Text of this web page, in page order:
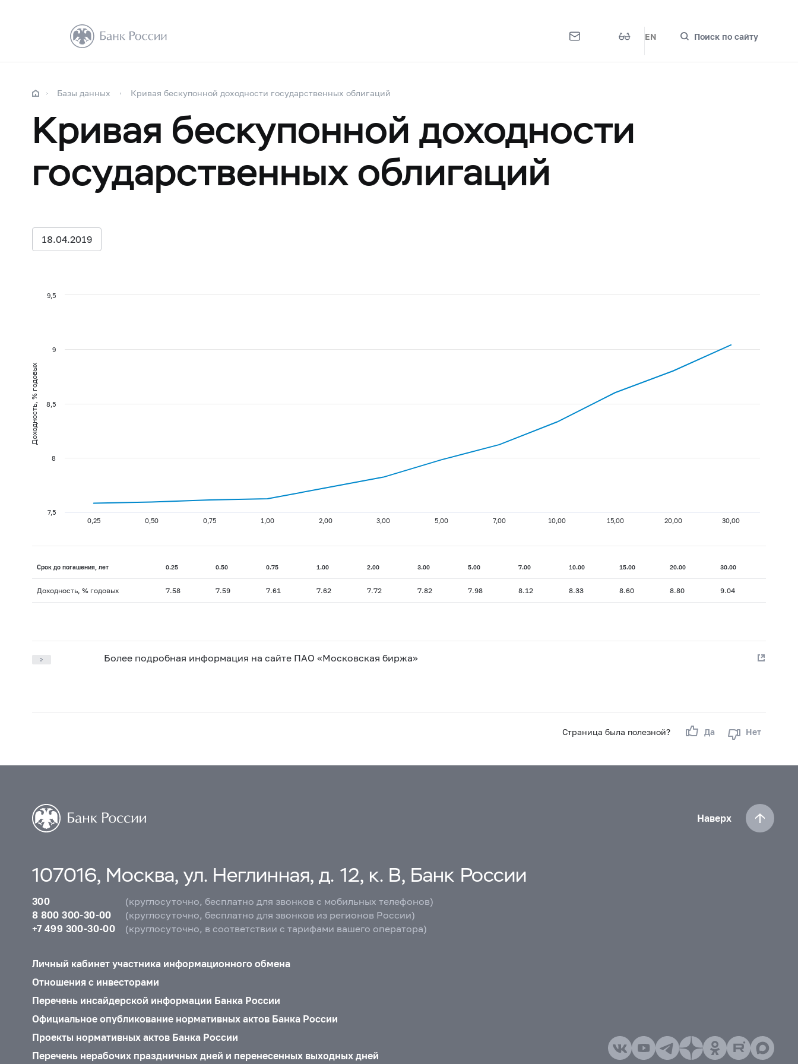
EN Поиск по сайту
Базы данных Кривая бескупонной доходности государственных облигаций
Кривая бескупонной доходности
государственных облигаций
18.04.2019
Доходность, % годовых
0,25 0,50 0,75 1,00 2,00 3,00 5,00 7,00 10,00 15,00 20,00 30,00
7,5
8
8,5
9
9,5
Срок до погашения, лет 0.25 0.50 0.75 1.00 2.00 3.00 5.00 7.00 10.00 15.00 20.00 30.00
Доходность, % годовых 7.58 7.59 7.61 7.62 7.72 7.82 7.98 8.12 8.33 8.60 8.80 9.04
Более подробная информация на сайте ПАО «Московская биржа»
Страница была полезной? Да Нет
Наверх
107016, Москва, ул. Неглинная, д. 12, к. В, Банк России
300
(круглосуточно, бесплатно для звонков с мобильных телефонов)
8 800 300-30-00
(круглосуточно, бесплатно для звонков из регионов России)
+7 499 300-30-00
(круглосуточно, в соответствии с тарифами вашего оператора)
Личный кабинет участника информационного обмена
Отношения с инвесторами
Перечень инсайдерской информации Банка России
Официальное опубликование нормативных актов Банка России
Проекты нормативных актов Банка России
Перечень нерабочих праздничных дней и перенесенных выходных дней